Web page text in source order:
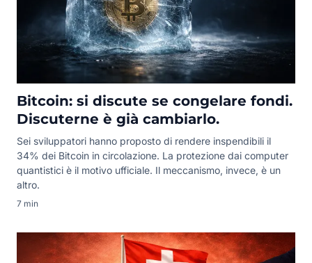
Bitcoin: si discute se congelare fondi.
Discuterne è già cambiarlo.
Sei sviluppatori hanno proposto di rendere inspendibili il
34% dei Bitcoin in circolazione. La protezione dai computer
quantistici è il motivo ufficiale. Il meccanismo, invece, è un
altro.
7 min